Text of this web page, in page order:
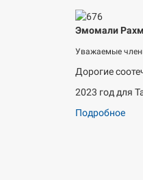
Эмомали
Уважаемые
Дорогие
2023 год для
Подробное